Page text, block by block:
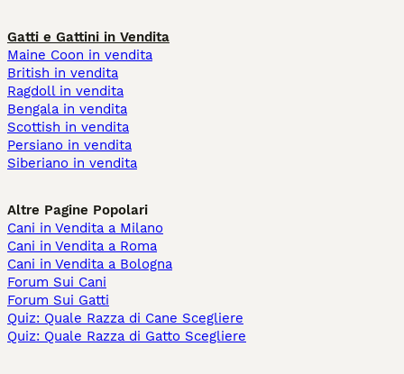
Gatti e Gattini in Vendita
Maine Coon in vendita
British in vendita
Ragdoll in vendita
Bengala in vendita
Scottish in vendita
Persiano in vendita
Siberiano in vendita
Altre Pagine Popolari
Cani in Vendita a Milano
Cani in Vendita a Roma
Cani in Vendita a Bologna
Forum Sui Cani
Forum Sui Gatti
Quiz: Quale Razza di Cane Scegliere
Quiz: Quale Razza di Gatto Scegliere